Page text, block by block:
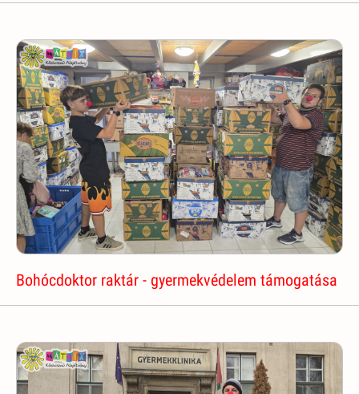
Bohócdoktor raktár - gyermekvédelem támogatása